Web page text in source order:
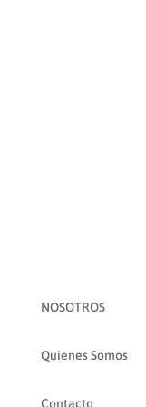
NOSOTROS
Quienes Somos
Contacto